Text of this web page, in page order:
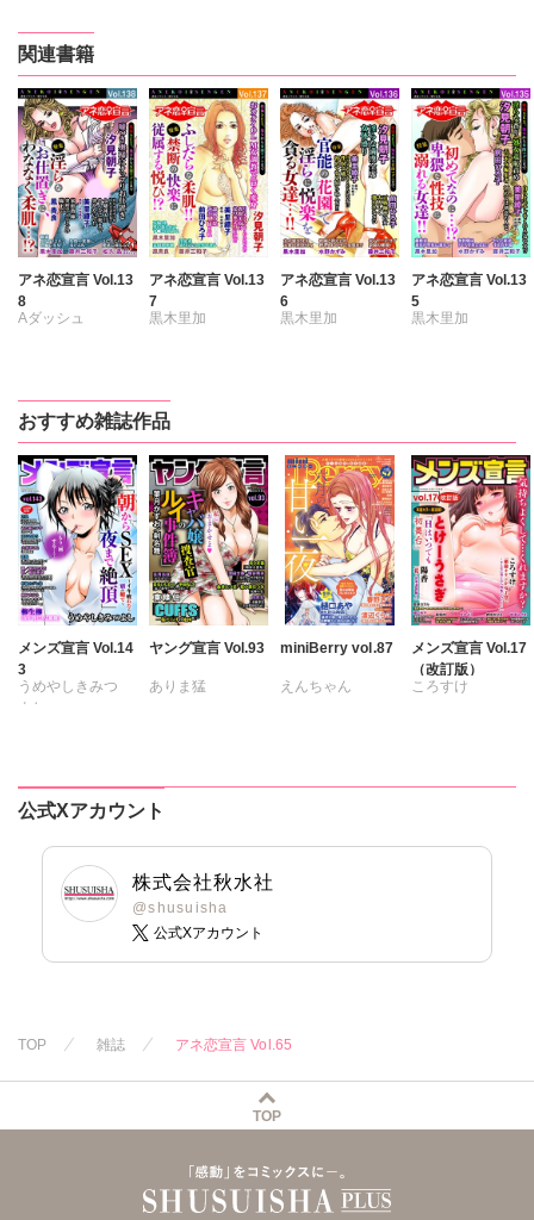
関連書籍
アネ恋宣言 Vol.13
8
Aダッシュ
中村晴子
藤井三和子
美里繚子 鳳青良
愛かほる
アネ恋宣言 Vol.13
7
黒木里加
中村晴子
藤井三和子
美里繚子 鳳青良
愛かほる
アネ恋宣言 Vol.13
6
黒木里加
藤井三和子
美里繚子
愛かほる
アネ恋宣言 Vol.13
5
黒木里加
藤井三和子
美里繚子
愛かほる
おすすめ雑誌作品
メンズ宣言 Vol.14
3
うめやしきみつ
よし
雪景 粕谷秀夫
岬ゆきひろ
柳生柳
葉月かずお
みた森たつや
大谷みこと
浅ひるゆう
ヤング宣言 Vol.93
ありま猛
池田文春
白虎丸 粕谷秀夫
葉月かずお
平田弘次
miniBerry vol.87
えんちゃん
渡辺くらこ
沢音千尋 藤春都
テラーノベル
メンズ宣言 Vol.17
（改訂版）
ころすけ
岬ゆきひろ 陽香
公式Xアカウント
株式会社秋水社
@shusuisha
公式Xアカウント
TOP 雑誌 アネ恋宣言 Vol.65
TOP